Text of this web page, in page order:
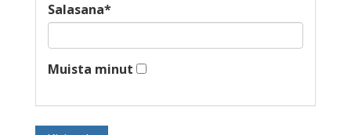
Salasana*
Muista minut